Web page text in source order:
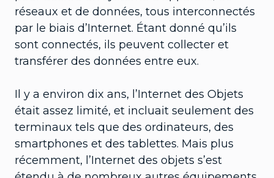
réseaux et de données, tous interconnectés
par le biais d’Internet. Étant donné qu’ils
sont connectés, ils peuvent collecter et
transférer des données entre eux.
Il y a environ dix ans, l’Internet des Objets
était assez limité, et incluait seulement des
terminaux tels que des ordinateurs, des
smartphones et des tablettes. Mais plus
récemment, l’Internet des objets s’est